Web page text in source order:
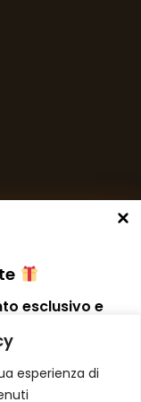
esperienza di
esclusivo e